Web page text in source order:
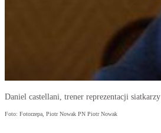
Daniel castellani, trener reprezentacji siatkarzy
Foto: Fotorzepa, Piotr Nowak PN Piotr Nowak